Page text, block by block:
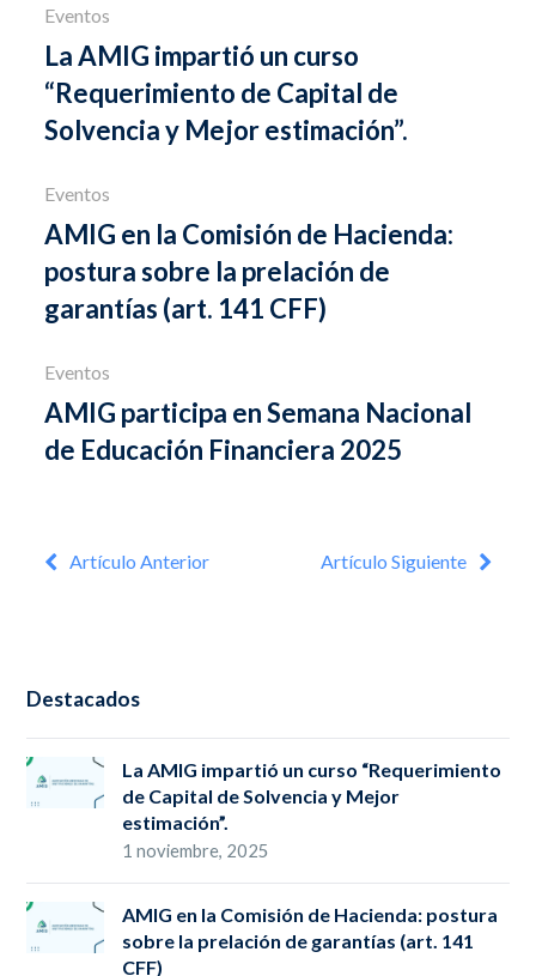
Eventos
La AMIG impartió un curso
“Requerimiento de Capital de
Solvencia y Mejor estimación”.
Eventos
AMIG en la Comisión de Hacienda:
postura sobre la prelación de
garantías (art. 141 CFF)
Eventos
AMIG participa en Semana Nacional
de Educación Financiera 2025
Artículo Anterior Artículo Siguiente
Destacados
La AMIG impartió un curso “Requerimiento
de Capital de Solvencia y Mejor
estimación”.
1 noviembre, 2025
AMIG en la Comisión de Hacienda: postura
sobre la prelación de garantías (art. 141
CFF)